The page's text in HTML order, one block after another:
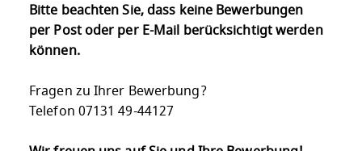
Bitte beachten Sie, dass keine Bewerbungen
per Post oder per E-Mail berücksichtigt werden
können.
Fragen zu Ihrer Bewerbung?
Telefon 07131 49-44127